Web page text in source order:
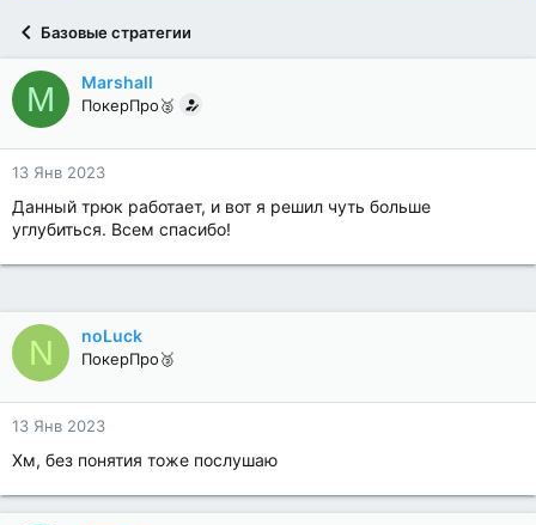
Базовые стратегии
M Marshall
ПокерПро🥈
13 Янв 2023
Данный трюк работает, и вот я решил чуть больше
углубиться. Всем спасибо!
N noLuck
ПокерПро🥉
13 Янв 2023
Хм, без понятия тоже послушаю